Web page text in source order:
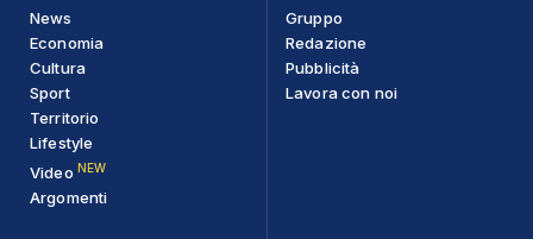
News
Economia
Cultura
Sport
Territorio
Lifestyle
Video NEW
Argomenti
Gruppo
Redazione
Pubblicità
Lavora con noi